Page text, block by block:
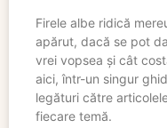
Firele albe ridică
apărut, dacă se pot
vrei vopsea și cât
aici, într-un singur
legături către
fiecare temă.